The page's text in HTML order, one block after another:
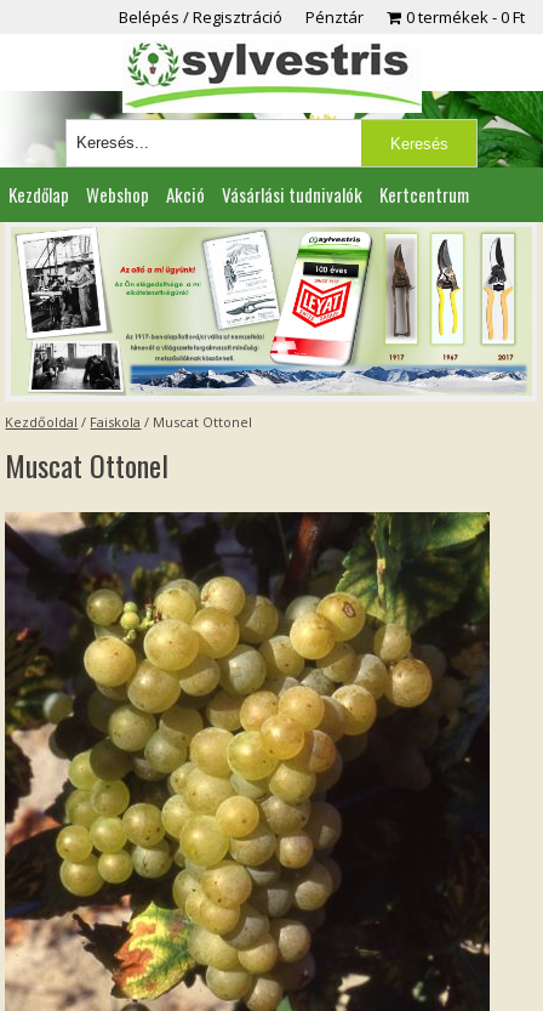
Belépés / Regisztráció Pénztár 0 termékek 0 Ft
Kezdőlap Webshop Akció Vásárlási tudnivalók Kertcentrum
Viszonteladóknak Partnereink Kapcsolat
Kezdőoldal / Faiskola / Muscat Ottonel
Muscat Ottonel